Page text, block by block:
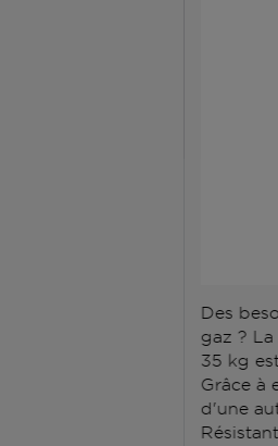
Des
gaz ?
35 kg
Grâce à
d'une